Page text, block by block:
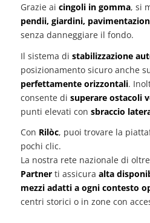
Grazie ai cingoli in gomma, si
pendii, giardini,
senza danneggiare il fondo.
Il sistema di stabilizzazione
posizionamento sicuro anche
perfettamente orizzontali.
consente di superare ostacoli
punti elevati con sbraccio
Con Rilòc, puoi trovare la
pochi clic.
La nostra rete nazionale di oltre
Partnerti assicura alta
mezzi adatti a ogni contesto
centri storici o in zone con